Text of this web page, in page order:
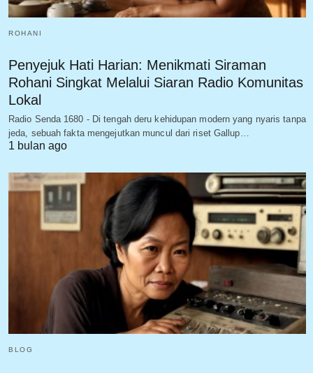
ROHANI
Penyejuk Hati Harian: Menikmati Siraman
Rohani Singkat Melalui Siaran Radio Komunitas
Lokal
Radio Senda 1680 - Di tengah deru kehidupan modern yang nyaris tanpa
jeda, sebuah fakta mengejutkan muncul dari riset Gallup…
1 bulan ago
BLOG